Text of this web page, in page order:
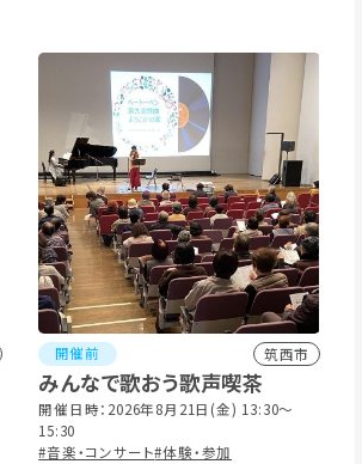
開催前 筑西市
みんなで歌おう歌声喫茶
開催日時：2026年8月21日(金) 13:30～
15:30
#音楽・コンサート#体験・参加